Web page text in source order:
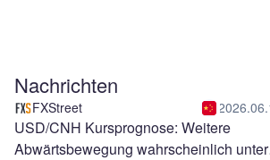
Nachrichten
FXStreet
USD/CNH Kursprognose: Weitere
Abwärtsbewegung wahrscheinlich unter